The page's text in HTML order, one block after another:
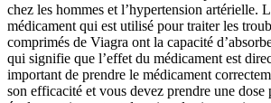
chez les hommes et l’hypertension artérielle.
médicament qui est utilisé pour traiter les
comprimés de Viagra ont la capacité
qui signifie que l’effet du médicament est
important de prendre le médicament
son efficacité et vous devez prendre une